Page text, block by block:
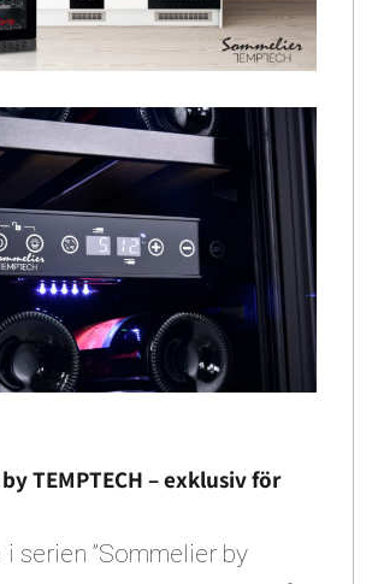
TEMPTECH – exklusiv för
serien ”Sommelier by